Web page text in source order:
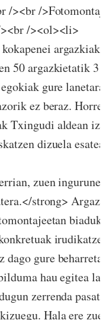
/><br /
><br /><ol><li>
argazkiak
50 argazkietatik 3
gure
ez beraz.
Txingudi aldean
dizuela esatea
zuen
strong>
dago gure
hau egitea lan
zerrenda
Hala ere